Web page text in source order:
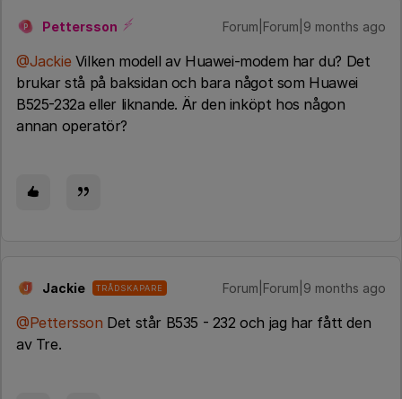
P Pettersson Forum|Forum|9 months ago
@JackieVilken modell av Huawei-modem har du? Det
brukar stå på baksidan och bara något som Huawei
B525-232a eller liknande. Är den inköpt hos någon
annan operatör?
J Jackie TRÅDSKAPARE Forum|Forum|9 months ago
@Pettersson Det står B535 - 232 och jag har fått den
av Tre.